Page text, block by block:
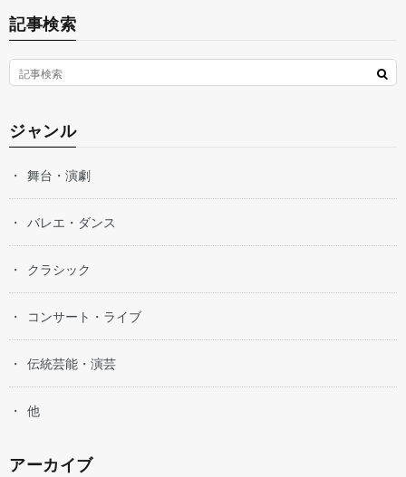
記事検索
ジャンル
舞台・演劇
バレエ・ダンス
クラシック
コンサート・ライブ
伝統芸能・演芸
他
アーカイブ